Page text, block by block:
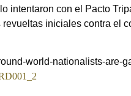
intentaron con el Pacto
iniciales contra el
world-nationalists-are-